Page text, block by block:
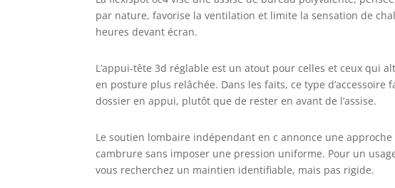
grande stabilité.
confort, idéal
par nature, favorise la ventilation et limite la sensation de
heures devant écran.
L’appui-tête 3d réglable est un atout pour celles et ceux qui
en posture plus relâchée. Dans les faits, ce type
dossier en appui, plutôt que de rester en avant de l’assise.
Le soutien lombaire indépendant en c annonce une
cambrure sans imposer une pression uniforme. Pour un
vous recherchez un maintien identifiable, mais pas rigide.